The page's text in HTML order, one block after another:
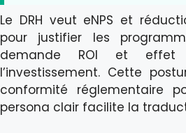
Le DRH veut eNPS et
pour justifier les
demande ROI et
l’investissement. Cette
conformité réglementaire
persona clair facilite la